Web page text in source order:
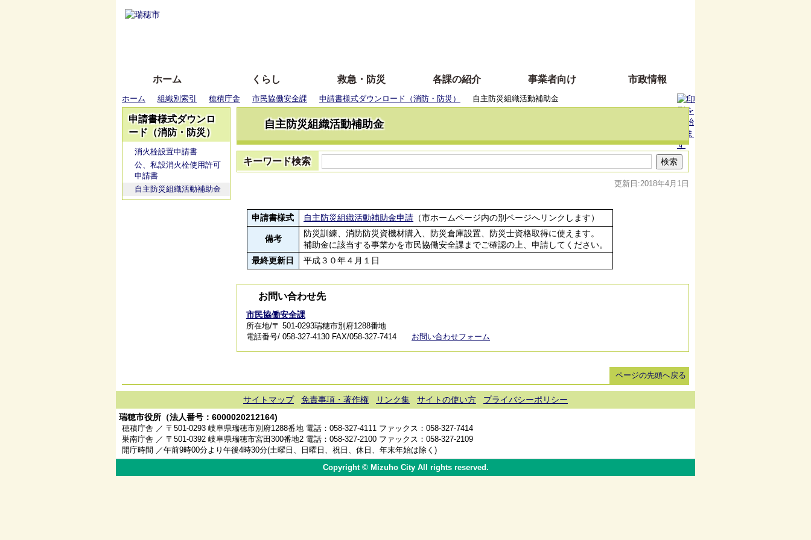
ホーム くらし 救急・防災 各課の紹介 事業者向け 市政情報
ホーム 組織別索引 穂積庁舎 市民協働安全課 申請書様式ダウンロード（消防・防災） 自主防災組織活動補助金
申請書様式ダウンロ
ード（消防・防災）
消火栓設置申請書
公、私設消火栓使用許可
申請書
自主防災組織活動補助金
自主防災組織活動補助金
キーワード検索
更新日:2018年4月1日
申請書様式 自主防災組織活動補助金申請 （市ホームページ内の別ページへリンクします）
備考
防災訓練、消防防災資機材購入、防災倉庫設置、防災士資格取得に使えます。
補助金に該当する事業かを市民協働安全課までご確認の上、申請してください。
最終更新日
平成３０年４月１日
お問い合わせ先
市民協働安全課
所在地/〒 501-0293瑞穂市別府1288番地
電話番号/ 058-327-4130 FAX/058-327-7414 お問い合わせフォーム
ページの先頭へ戻る
サイトマップ 免責事項・著作権 リンク集 サイトの使い方
プライバシーポリシー
瑞穂市役所（法人番号：6000020212164)
穂積庁舎 ／ 〒501-0293 岐阜県瑞穂市別府1288番地 電話： 058-327-4111 ファックス：058-327-7414
巣南庁舎 ／ 〒501-0392 岐阜県瑞穂市宮田300番地2 電話： 058-327-2100 ファックス：058-327-2109
開庁時間 ／午前9時00分より午後4時30分(土曜日、日曜日、祝日、休日、年末年始は除く)
Copyright © Mizuho City All rights reserved.